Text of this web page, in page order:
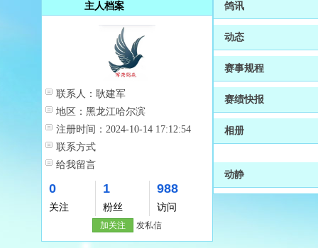
主人档案
联系人： 耿建军
地区： 黑龙江哈尔滨
注册时间： 2024-10-14 17:12:54
联系方式
给我留言
0
关注
1
粉丝
988
访问
加关注 发私信
鸽讯
动态
赛事规程
赛绩快报
相册
动静